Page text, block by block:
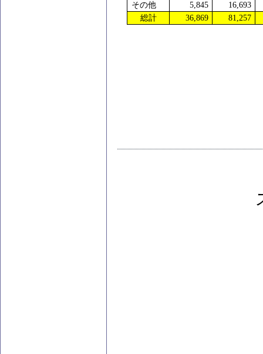
その他
5,845
16,693
総計
36,869 81,257